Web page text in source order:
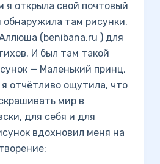
я открыла свой почтовый
обнаружила там рисунки.
(benibana.ru ) для
И был там такой
— Маленький принц,
отчётливо ощутила, что
мир в
для себя и для
вдохновил меня на